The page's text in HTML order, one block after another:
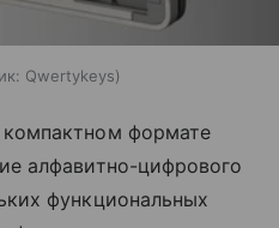
Qwertykeys
компактном формате
алфавитно-цифрового
функциональных